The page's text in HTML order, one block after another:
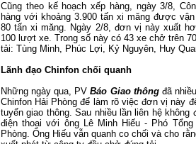
Cũng theo kế hoạch xếp hàng, ngày 3/8,
hàng với khoảng 3.900 tấn xi măng được
80 tấn xi măng. Ngày 2/8, đơn vị này xuất
100 lượt xe. Trong số này có 43 xe chở trên
tải: Tùng Minh, Phúc Lợi, Kỷ Nguyên, Huy
Lãnh đạo Chinfon chối quanh
Những ngày qua, PVBáo Giao thôngđã
Chinfon Hải Phòng để làm rõ việc đơn vị này
tuyến giao thông. Sau nhiều lần liên hệ
điện thoại với ông Lê Minh Hiếu - Phó
Phòng. Ông Hiếu vẫn quanh co chối và cho